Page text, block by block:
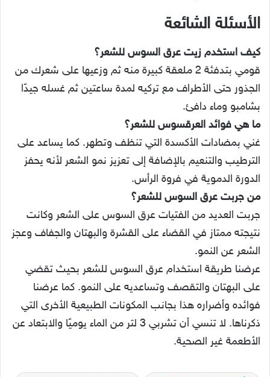
الأسئلة الشائعة
كيف استخدم زيت عرق السوس للشعر؟
قومي بتدفئة 2 ملعقة كبيرة منه ثم وزعيها على شعرك من
الجذور حتى الأطراف مع تركيه لمدة ساعتين ثم غسله جيدًا
بشامبو وماء دافئ.
ما هي فوائد العرقسوس للشعر؟
غني بمضادات الأكسدة التي تنظف وتطهر. كما يساعد على
الترطيب والتنعيم بالإضافة إلى تعزيز نمو الشعر لأنه يحفز
الدورة الدموية في فروة الرأس.
من جربت عرق السوس للشعر؟
جربت العديد من الفتيات عرق السوس على الشعر وكانت
نتيجته ممتاز في القضاء على القشرة والبهتان والجفاف وعجز
الشعر عن النمو.
عرضنا طريقة استخدام عرق السوس للشعر بحيث تقضي
على البهتان والتقصف وتساعديه على النمو. كما عرضنا
فوائده وأضراره هذا بجانب المكونات الطبيعية الأخرى التي
ذكرناها. لا تنسي أن تشربي 3 لتر من الماء يوميًا والابتعاد عن
الأطعمة غير الصحية.